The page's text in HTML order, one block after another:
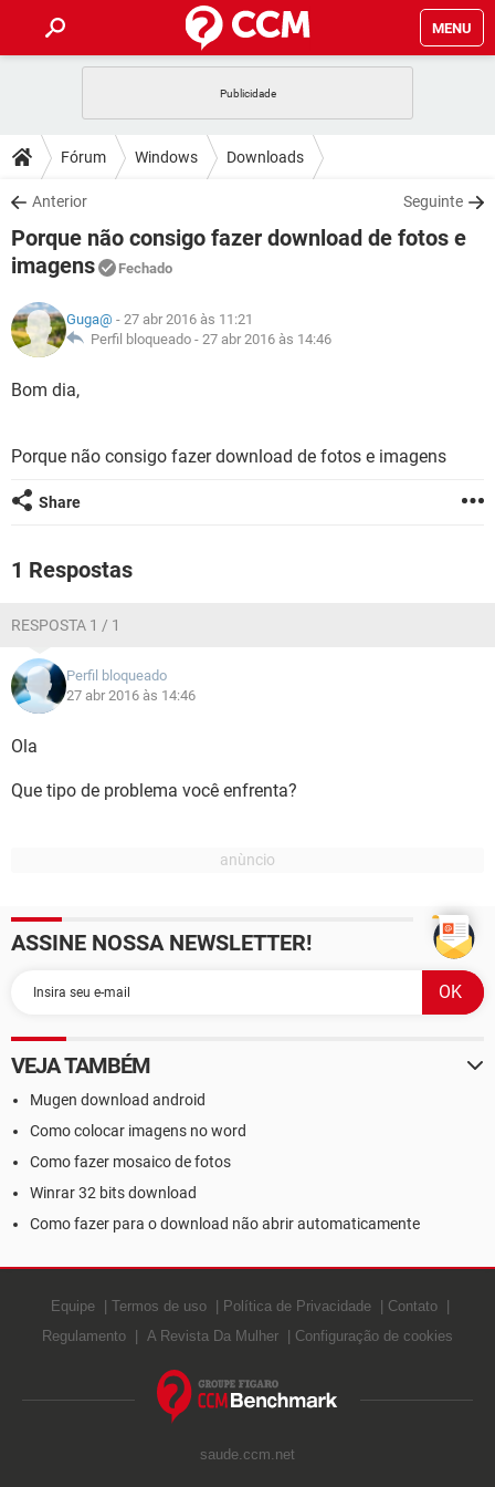
MENU
CELULAR FACEBOOK
OUTLOOK
INSTAGRAM GMAIL
GUIA DE COMPRAS
DICAS
JOGOS WHATSAPP
OUTLOOK
GUIA DE COMPRAS
DOWNLOADS
JOGOS WHATSAPP
CELULAR
OUTLOOK
INSTAGRAM
GUIA DE COMPRAS
FÓRUM
CELULAR FACEBOOK
GUIA DE COMPRAS
GLOSSÁRIO
JOGOS
CELULAR
INSTAGRAM GMAIL
GUIA DE COMPRAS
Fórum Windows Downloads
Anterior Seguinte
Porque não consigo fazer download de fotos e
imagens
Fechado
Guga@ - 27 abr 2016 às 11:21
Perfil bloqueado - 27 abr 2016 às 14:46
Bom dia,
Porque não consigo fazer download de fotos e imagens
Share
1 Respostas
RESPOSTA 1 / 1
Perfil bloqueado
27 abr 2016 às 14:46
Ola
Que tipo de problema você enfrenta?
ASSINE NOSSA NEWSLETTER!
VEJA TAMBÉM
Mugen download android
Como colocar imagens no word
Como fazer mosaico de fotos
Winrar 32 bits download
Como fazer para o download não abrir automaticamente
Equipe Termos de uso Política de Privacidade
Contato
Regulamento
A Revista Da Mulher Configuração de cookies
saude.ccm.net